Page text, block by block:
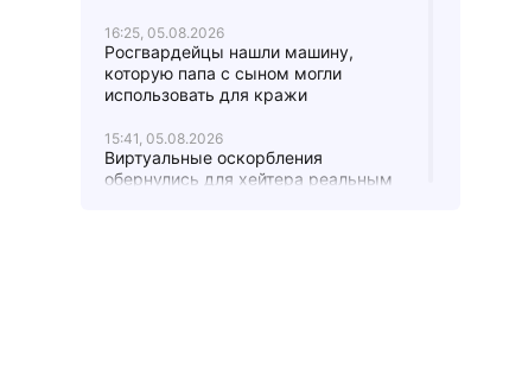
16:25, 05.08.2026
Росгвардейцы нашли машину,
которую папа с сыном могли
использовать для кражи
15:41, 05.08.2026
Виртуальные оскорбления
обернулись для хейтера реальным